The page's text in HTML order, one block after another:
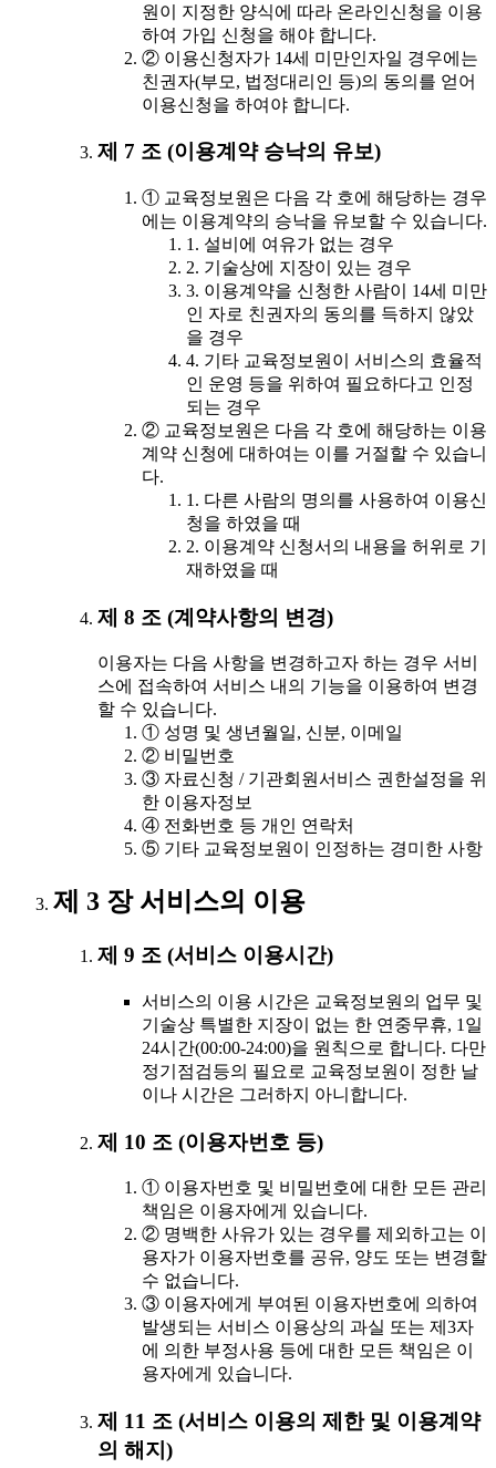
원이 지정한 양식에 따라 온라인신청을 이용
하여 가입 신청을 해야 합니다.
② 이용신청자가 14세 미만인자일 경우에는
친권자(부모, 법정대리인 등)의 동의를 얻어
이용신청을 하여야 합니다.
제 7 조 (이용계약 승낙의 유보)
① 교육정보원은 다음 각 호에 해당하는 경우
에는 이용계약의 승낙을 유보할 수 있습니다.
1. 설비에 여유가 없는 경우
2. 기술상에 지장이 있는 경우
3. 이용계약을 신청한 사람이 14세 미만
인 자로 친권자의 동의를 득하지 않았
을 경우
4. 기타 교육정보원이 서비스의 효율적
인 운영 등을 위하여 필요하다고 인정
되는 경우
② 교육정보원은 다음 각 호에 해당하는 이용
계약 신청에 대하여는 이를 거절할 수 있습니
다.
1. 다른 사람의 명의를 사용하여 이용신
청을 하였을 때
2. 이용계약 신청서의 내용을 허위로 기
재하였을 때
제 8 조 (계약사항의 변경)
이용자는 다음 사항을 변경하고자 하는 경우 서비
스에 접속하여 서비스 내의 기능을 이용하여 변경
할 수 있습니다.
① 성명 및 생년월일, 신분, 이메일
② 비밀번호
③ 자료신청 / 기관회원서비스 권한설정을 위
한 이용자정보
④ 전화번호 등 개인 연락처
⑤ 기타 교육정보원이 인정하는 경미한 사항
제 3 장 서비스의 이용
제 9 조 (서비스 이용시간)
서비스의 이용 시간은 교육정보원의 업무 및
기술상 특별한 지장이 없는 한 연중무휴, 1일
24시간(00:00-24:00)을 원칙으로 합니다. 다만
정기점검등의 필요로 교육정보원이 정한 날
이나 시간은 그러하지 아니합니다.
제 10 조 (이용자번호 등)
① 이용자번호 및 비밀번호에 대한 모든 관리
책임은 이용자에게 있습니다.
② 명백한 사유가 있는 경우를 제외하고는 이
용자가 이용자번호를 공유, 양도 또는 변경할
수 없습니다.
③ 이용자에게 부여된 이용자번호에 의하여
발생되는 서비스 이용상의 과실 또는 제3자
에 의한 부정사용 등에 대한 모든 책임은 이
용자에게 있습니다.
제 11 조 (서비스 이용의 제한 및 이용계약
의 해지)